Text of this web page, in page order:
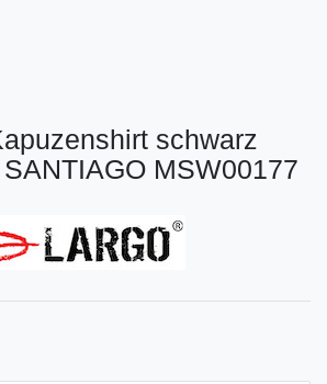
schwarz
MSW00177